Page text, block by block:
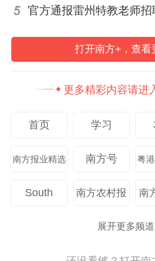
官方通报雷州特教老师
打开南方+，查看
更多精彩内容请进
首页 学习
南方报业精选 南方号 粤
South 南方农村报 南
展开更多频道